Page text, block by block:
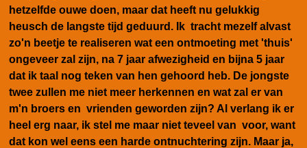
hetzelfde ouwe doen, maar dat heeft nu gelukkig
heusch de langste tijd geduurd. Ik tracht mezelf alvast
zo'n beetje te realiseren wat een ontmoeting met 'thuis'
ongeveer zal zijn, na 7 jaar afwezigheid en bijna 5 jaar
dat ik taal nog teken van hen gehoord heb. De jongste
twee zullen me niet meer herkennen en wat zal er van
m'n broers en vrienden geworden zijn? Al verlang ik er
heel erg naar, ik stel me maar niet teveel van voor, want
dat kon wel eens een harde ontnuchtering zijn. Maar ja,